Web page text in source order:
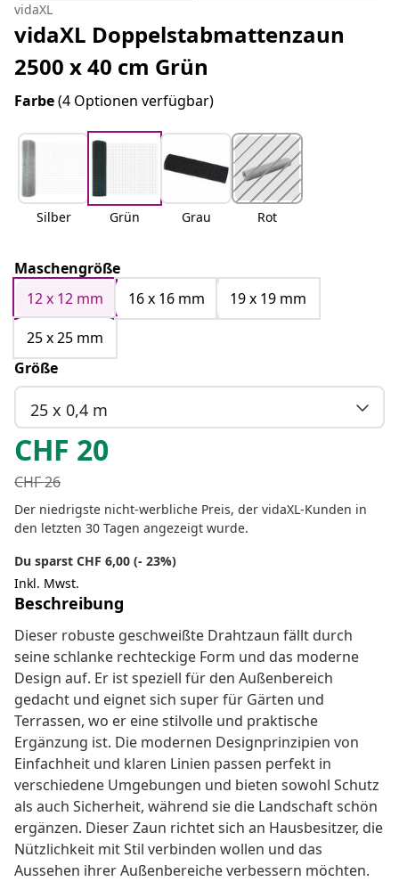
vidaXL
vidaXL Doppelstabmattenzaun
2500 x 40 cm Grün
Farbe(4 Optionen verfügbar)
Silber Grün Grau Rot
Maschengröße
12 x 12 mm
16 x 16 mm
19 x 19 mm
25 x 25 mm
Größe
25 x 0,4 m
CHF 20
CHF26
Der niedrigste nicht-werbliche Preis, der vidaXL-Kunden in
den letzten 30 Tagen angezeigt wurde.
Du sparst CHF 6,00 (- 23%)
Inkl. Mwst.
Beschreibung
Dieser robuste geschweißte Drahtzaun fällt durch
seine schlanke rechteckige Form und das moderne
Design auf. Er ist speziell für den Außenbereich
gedacht und eignet sich super für Gärten und
Terrassen, wo er eine stilvolle und praktische
Ergänzung ist. Die modernen Designprinzipien von
Einfachheit und klaren Linien passen perfekt in
verschiedene Umgebungen und bieten sowohl Schutz
als auch Sicherheit, während sie die Landschaft schön
ergänzen. Dieser Zaun richtet sich an Hausbesitzer, die
Nützlichkeit mit Stil verbinden wollen und das
Aussehen ihrer Außenbereiche verbessern möchten.